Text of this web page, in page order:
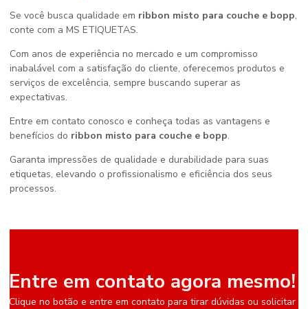
Se você busca qualidade em ribbon misto para couche e bopp,
conte com a MS ETIQUETAS.
Com anos de experiência no mercado e um compromisso
inabalável com a satisfação do cliente, oferecemos produtos e
serviços de excelência, sempre buscando superar as
expectativas.
Entre em contato conosco e conheça todas as vantagens e
benefícios do ribbon misto para couche e bopp.
Garanta impressões de qualidade e durabilidade para suas
etiquetas, elevando o profissionalismo e eficiência dos seus
processos.
Entre em contato agora mesmo!
Clique no botão e entre em contato para tirar dúvidas ou solicitar